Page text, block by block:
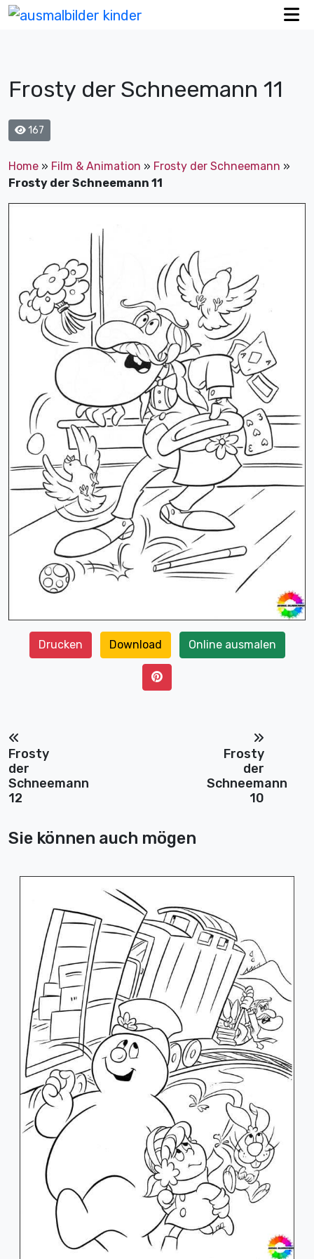
Frosty der Schneemann 11
167
Home » Film & Animation » Frosty der Schneemann »
Frosty der Schneemann 11
Drucken Download Online ausmalen
Frosty
der
Schneemann
12
Frosty
der
Schneemann
10
Sie können auch mögen